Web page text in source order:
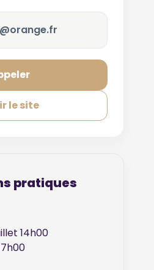
le site
pratiques
14h00